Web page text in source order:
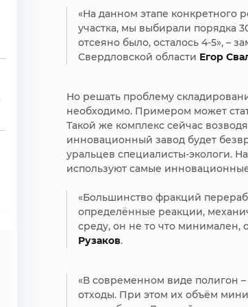
«На данном этапе конкретного
участка, мы выбирали порядка
отсеяно было, осталось 4-5», –
Свердловской области Егор
Но решать проблему
необходимо. Примером может
Такой же комплекс сейчас
инновационный завод будет
уральцев специалисты-экологи.
используют самые
«Большинство фракций
определённые реакции,
среду, он не то что минимален,
Рузаков.
«В современном виде полигон –
отходы. При этом их объём